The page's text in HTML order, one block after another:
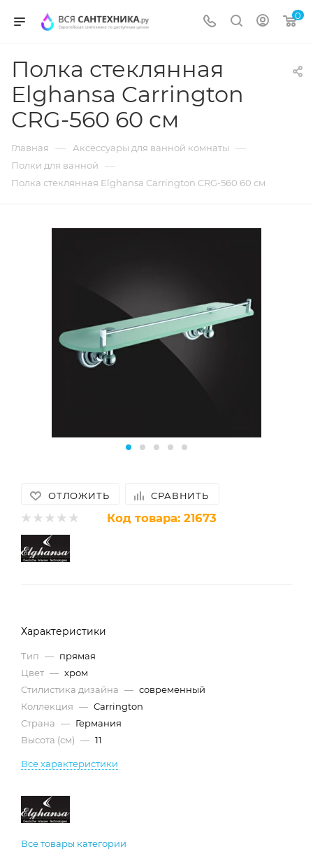
0
Полка стеклянная
Elghansa Carrington
CRG-560 60 см
Главная — Аксессуары для ванной комнаты —
Полки для ванной —
Полка стеклянная Elghansa Carrington CRG-560 60 см
ОТЛОЖИТЬ СРАВНИТЬ
Код товара: 21673
Характеристики
Тип — прямая
Цвет — хром
Стилистика дизайна — современный
Коллекция — Carrington
Страна — Германия
Высота (см) — 11
Все характеристики
Все товары категории